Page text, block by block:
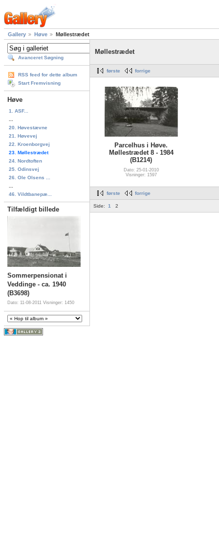
Gallery Høve Møllestrædet
Avanceret Søgning
RSS feed for dette album
Start Fremvisning
Høve
1. ASF...
20. Høvestævne
21. Høvevej
22. Kroenborgvej
23. Møllestrædet
24. Nordtoften
25. Odinsvej
26. Ole Olsens ...
46. Vildtbanepæ...
Tilfældigt billede
Sommerpensionat i
Veddinge - ca. 1940
(B3698)
Dato: 11-08-2011 Visninger: 1450
Møllestrædet
første forrige
Parcelhus i Høve.
Møllestrædet 8 - 1984
(B1214)
Dato: 25-01-2010
Visninger: 1597
første forrige
Side: 1 2